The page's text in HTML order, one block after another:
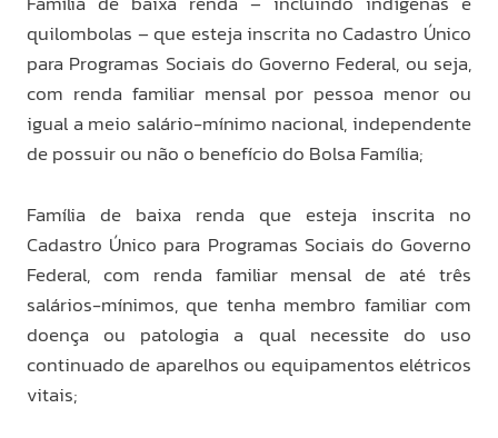
quilombolas – que esteja inscrita no Cadastro Único
para Programas Sociais do Governo Federal, ou seja,
com renda familiar mensal por pessoa menor ou
igual a meio salário-mínimo nacional, independente
de possuir ou não o benefício do Bolsa Família;
Família de baixa renda que esteja inscrita no
Cadastro Único para Programas Sociais do Governo
Federal, com renda familiar mensal de até três
salários-mínimos, que tenha membro familiar com
doença ou patologia a qual necessite do uso
continuado de aparelhos ou equipamentos elétricos
vitais;